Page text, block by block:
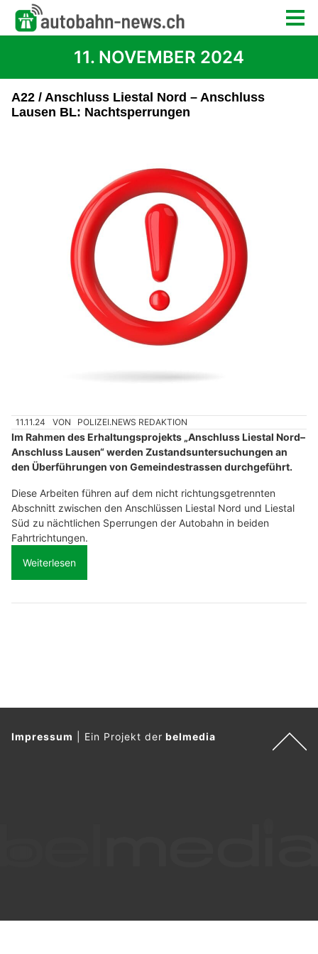
11. NOVEMBER 2024
A22 / Anschluss Liestal Nord – Anschluss
Lausen BL: Nachtsperrungen
11.11.24 VON POLIZEI.NEWS REDAKTION
Im Rahmen des Erhaltungsprojekts „Anschluss Liestal Nord–
Anschluss Lausen“ werden Zustandsuntersuchungen an
den Überführungen von Gemeindestrassen durchgeführt.
Diese Arbeiten führen auf dem nicht richtungsgetrennten
Abschnitt zwischen den Anschlüssen Liestal Nord und Liestal
Süd zu nächtlichen Sperrungen der Autobahn in beiden
Fahrtrichtungen.
Weiterlesen
Impressum Ein Projekt derbelmedia